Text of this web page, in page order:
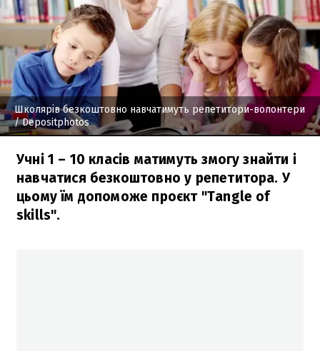
Школярів безкоштовно навчатимуть репетитори-волонтери
/ Depositphotos
Учні 1 – 10 класів матимуть змогу знайти і
навчатися безкоштовно у репетитора. У
цьому їм допоможе проєкт "Tangle of
skills".